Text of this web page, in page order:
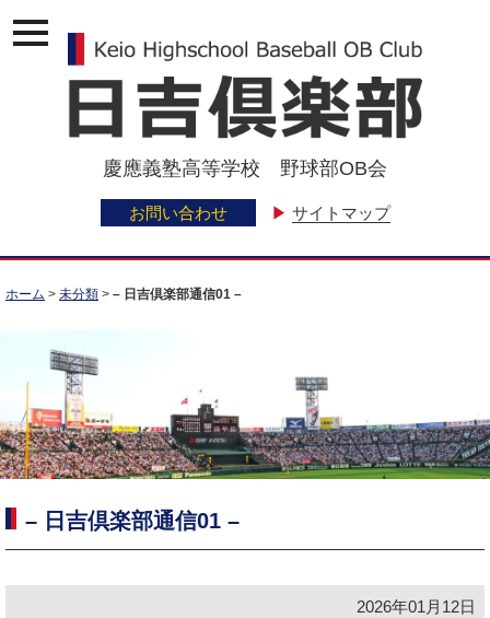
ナ
ビ
慶應義塾高等学校 野球部OB会
お問い合わせ ▶ サイトマップ
ホーム > 未分類 > – 日吉倶楽部通信01 –
– 日吉倶楽部通信01 –
2026年01月12日